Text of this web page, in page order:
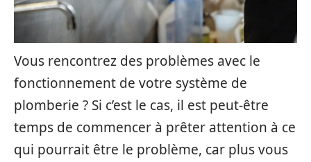
Vous rencontrez des problèmes avec le
fonctionnement de votre système de
plomberie ? Si c’est le cas, il est peut-être
temps de commencer à prêter attention à ce
qui pourrait être le problème, car plus vous